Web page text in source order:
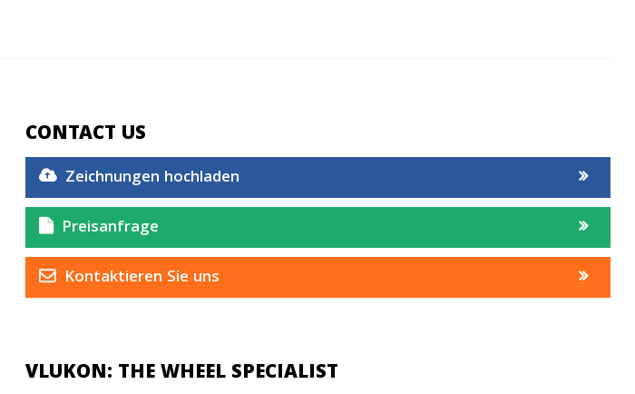
CONTACT US
Zeichnungen hochladen
Preisanfrage
Kontaktieren Sie uns
VLUKON: THE WHEEL SPECIALIST